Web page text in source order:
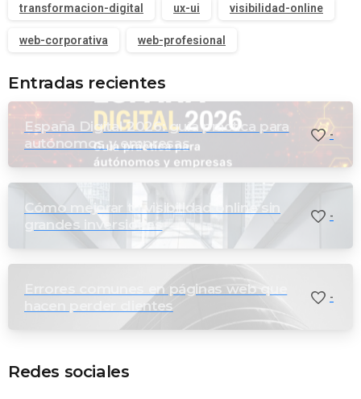
transformacion-digital ux-ui visibilidad-online
web-corporativa web-profesional
Entradas recientes
España Digital 2026: guía práctica para
autónomos y empresas
-
Cómo mejorar tu visibilidad online sin
grandes inversiones
-
Errores comunes en páginas web que
hacen perder clientes
-
Redes sociales